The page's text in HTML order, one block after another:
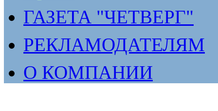
ГАЗЕТА "ЧЕТВЕРГ"
РЕКЛАМОДАТЕЛЯМ
О КОМПАНИИ